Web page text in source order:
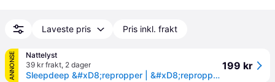
Laveste pris Pris inkl. frakt
ANNONSE
Nattelyst
39 kr frakt, 2 dager
Sleepdeep &#xD8;repropper | &#xD8;repropper for S&#xF8;vn
199 kr